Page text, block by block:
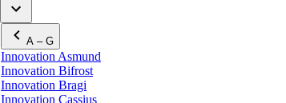
A – G
Innovation Asmund
Innovation Bifrost
Innovation Bragi
Innovation Cassius